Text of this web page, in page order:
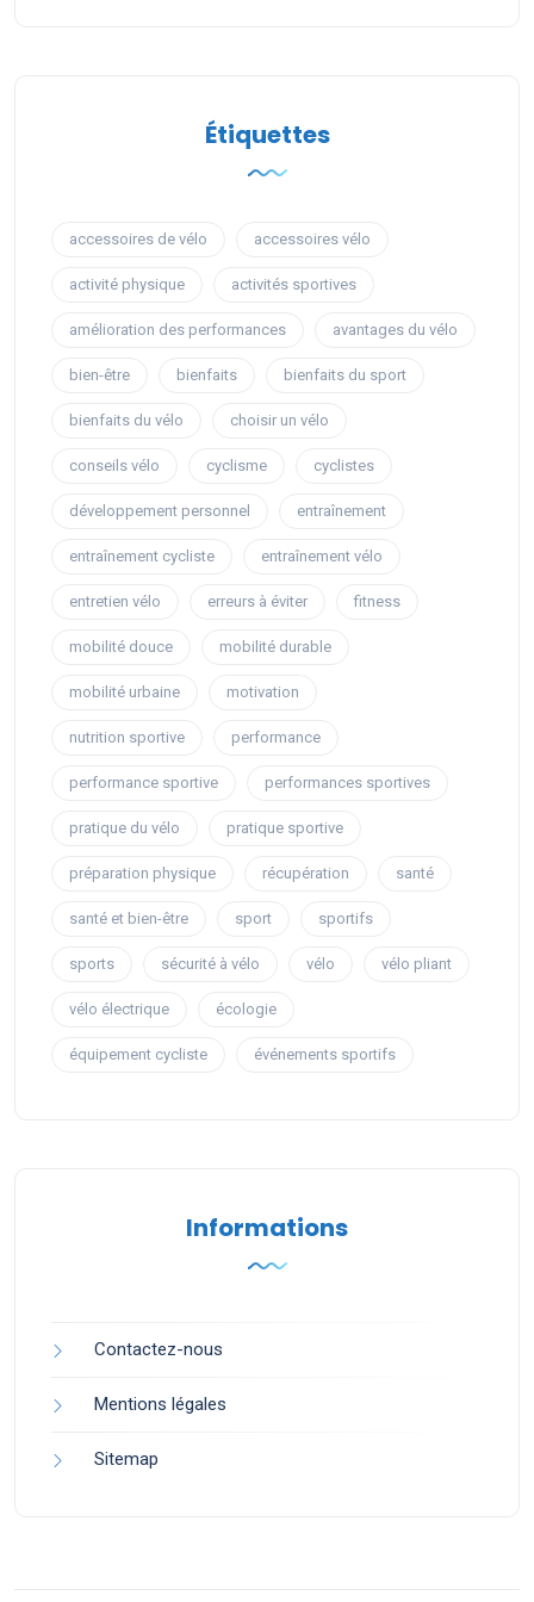
Étiquettes
accessoires de vélo accessoires vélo
activité physique activités sportives
amélioration des performances avantages du vélo
bien-être bienfaits bienfaits du sport
bienfaits du vélo choisir un vélo
conseils vélo cyclisme cyclistes
développement personnel entraînement
entraînement cycliste entraînement vélo
entretien vélo erreurs à éviter fitness
mobilité douce mobilité durable
mobilité urbaine motivation
nutrition sportive performance
performance sportive performances sportives
pratique du vélo pratique sportive
préparation physique récupération santé
santé et bien-être sport sportifs
sports sécurité à vélo vélo vélo pliant
vélo électrique écologie
équipement cycliste événements sportifs
Informations
Contactez-nous
Mentions légales
Sitemap